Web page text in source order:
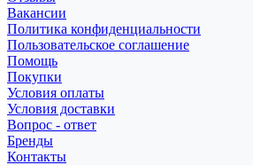
Вакансии
Политика конфиденциальности
Пользовательское соглашение
Помощь
Покупки
Условия оплаты
Условия доставки
Вопрос - ответ
Бренды
Контакты